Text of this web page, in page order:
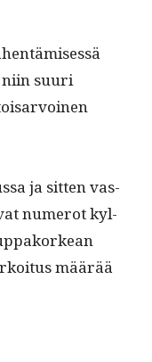
niin suuri
ja sit­ten vas­
numerot kyl­
määrää